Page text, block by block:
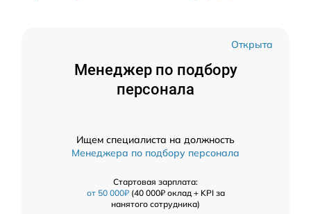
Открыта
Менеджер по подбору
персонала
Ищем специалиста на должность
Менеджера по подбору персонала
Стартовая зарплата:
от 50 000₽(40 000₽ оклад + KPI за
нанятого сотрудника)